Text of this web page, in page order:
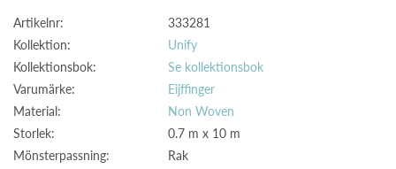
Artikelnr:
333281
Kollektion:
Unify
Kollektionsbok:
Se kollektionsbok
Varumärke:
Eijffinger
Material:
Non Woven
Storlek:
0.7 m x 10 m
Mönsterpassning:
Rak